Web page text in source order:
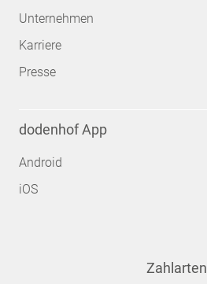
Unternehmen
Karriere
Presse
dodenhof App
Android
iOS
Zahlarten